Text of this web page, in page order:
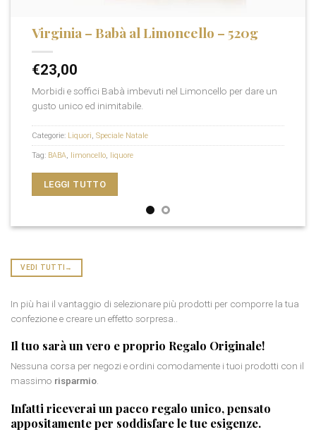
Virginia – Babà al Limoncello – 520g
€23,00
Morbidi e soffici Babà imbevuti nel Limoncello per dare un
gusto unico ed inimitabile.
Categorie: Liquori, Speciale Natale
Tag: BABA, limoncello, liquore
LEGGI TUTTO
VEDI TUTTI →
In più hai il vantaggio di selezionare più prodotti per comporre la tua
confezione e creare un effetto sorpresa..
Il tuo sarà un vero e proprio Regalo Originale!
Nessuna corsa per negozi e ordini comodamente i tuoi prodotti con il
massimo risparmio.
Infatti riceverai un pacco regalo unico, pensato
appositamente per soddisfare le tue esigenze.